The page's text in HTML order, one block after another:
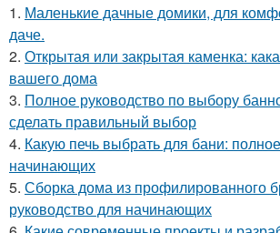
1. Маленькие дачные домики, для
даче.
2. Открытая или закрытая каменка:
вашего дома
3. Полное руководство по выбору
сделать правильный выбор
4. Какую печь выбрать для бани:
начинающих
5. Сборка дома из профилированного
руководство для начинающих